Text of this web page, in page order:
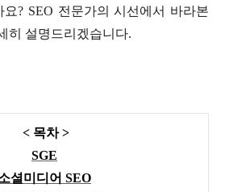
? SEO 전문가의 시선에서 바라본
히 설명드리겠습니다.
< 목차 >
SGE
셜미디어 SEO